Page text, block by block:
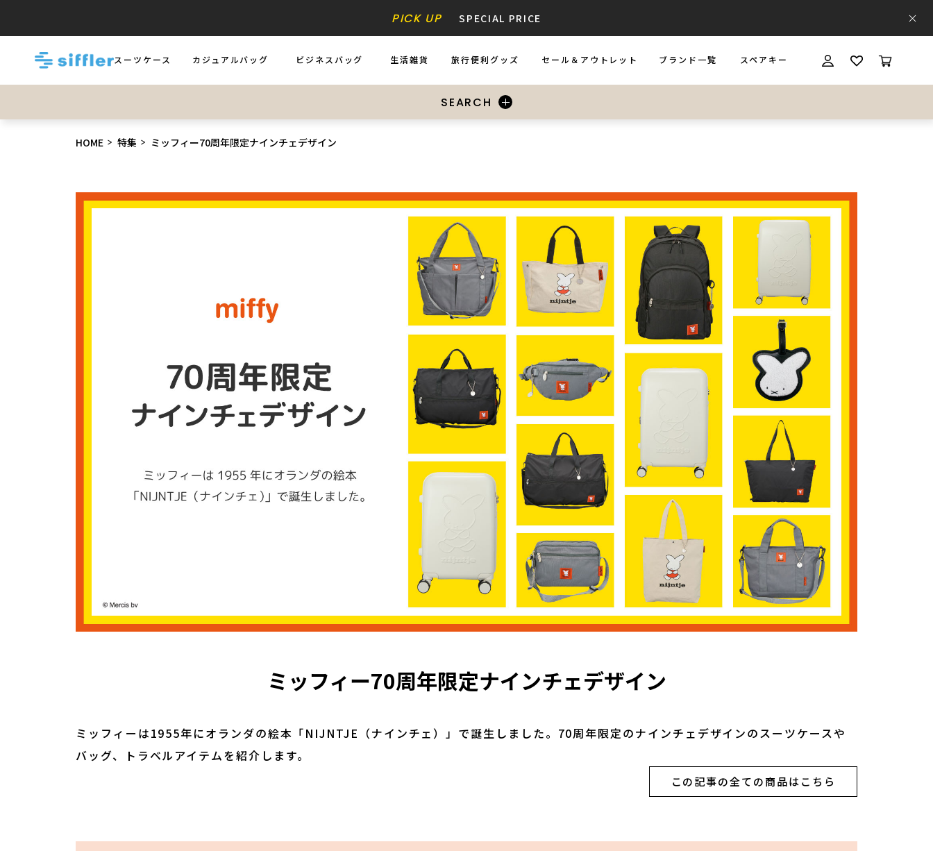
PICK UP SPECIAL PRICE
スーツケース
カジュアルバッグ
ビジネスバッグ
生活雑貨
旅行便利グッズ
セール＆アウトレット
ブランド一覧
スペアキー
SEARCH
HOME 特集 ミッフィー70周年限定ナインチェデザイン
ミッフィー70周年限定ナインチェデザイン
ミッフィーは1955年にオランダの絵本「NIJNTJE（ナインチェ）」で誕生しました。70周年限定のナインチェデザインのスーツケースや
バッグ、トラベルアイテムを紹介します。
この記事の全ての商品はこちら